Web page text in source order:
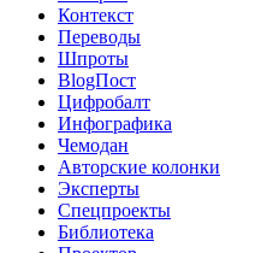
Контекст
Переводы
Шпроты
BlogПост
Цифробалт
Инфографика
Чемодан
Авторские колонки
Эксперты
Спецпроекты
Библиотека